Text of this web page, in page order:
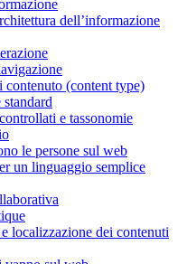
dell’informazione
(content type)
e tassonomie
le persone sul web
un linguaggio semplice
localizzazione dei contenuti